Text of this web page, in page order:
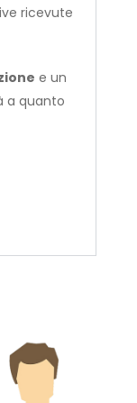
ricevute
e un
a quanto